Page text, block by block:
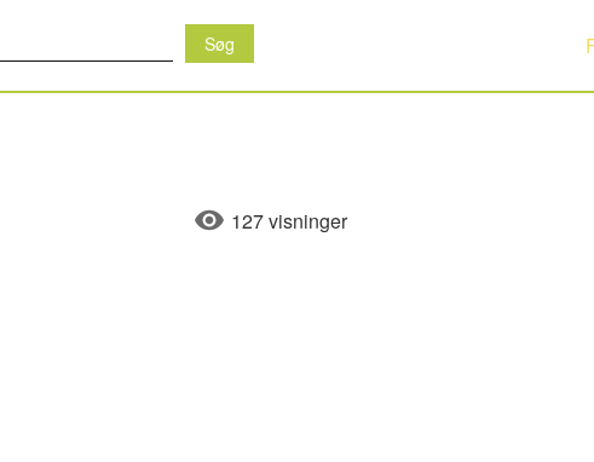
127 visninger